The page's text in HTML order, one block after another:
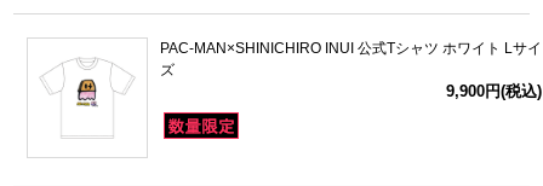
PAC-MAN×SHINICHIRO INUI 公式Tシャツ ホワイト Lサイ
ズ
9,900円(税込)